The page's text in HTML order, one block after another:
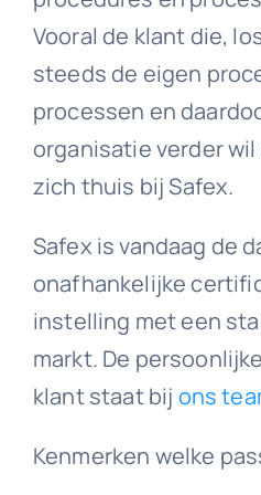
Vooral de klant die,
steeds de eigen
processen en
organisatie verder
zich thuis bij Safex.
Safex is vandaag de
onafhankelijke
instelling met een
markt. De
klant staat bij ons
Kenmerken welke